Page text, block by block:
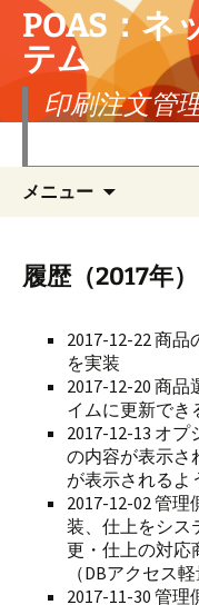
POAS：ネ
テム
印刷注文管
メニュー
テ
ツ
キ
ッ
プ
履歴（2017年）
2017-12-22 商
を実装
2017-12-20 商
イムに更新でき
2017-12-13 オ
の内容が表示さ
が表示されるよ
2017-12-02 管
装、仕上をシス
更・仕上の対応
（DBアクセス軽
2017-11-30 管